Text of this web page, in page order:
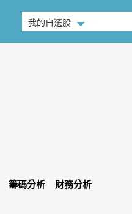
我的自選股
籌碼分析 財務分析